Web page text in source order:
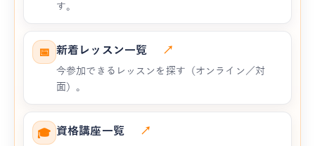
す。
📅 新着レッスン一覧 ↗
今参加できるレッスンを探す（オンライン／対
面）。
🎓 資格講座一覧 ↗